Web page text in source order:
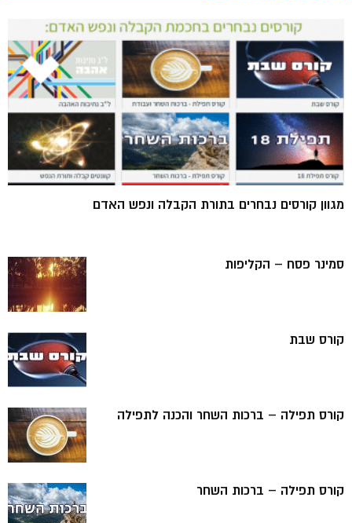
מגוון קורסים נבחרים בתורת הקבלה ונפש האדם
סמינר פסח – הקליפות
קורס שבת
קורס תפילה – ברכות השחר והכנה לתפילה
קורס תפילה – ברכות השחר